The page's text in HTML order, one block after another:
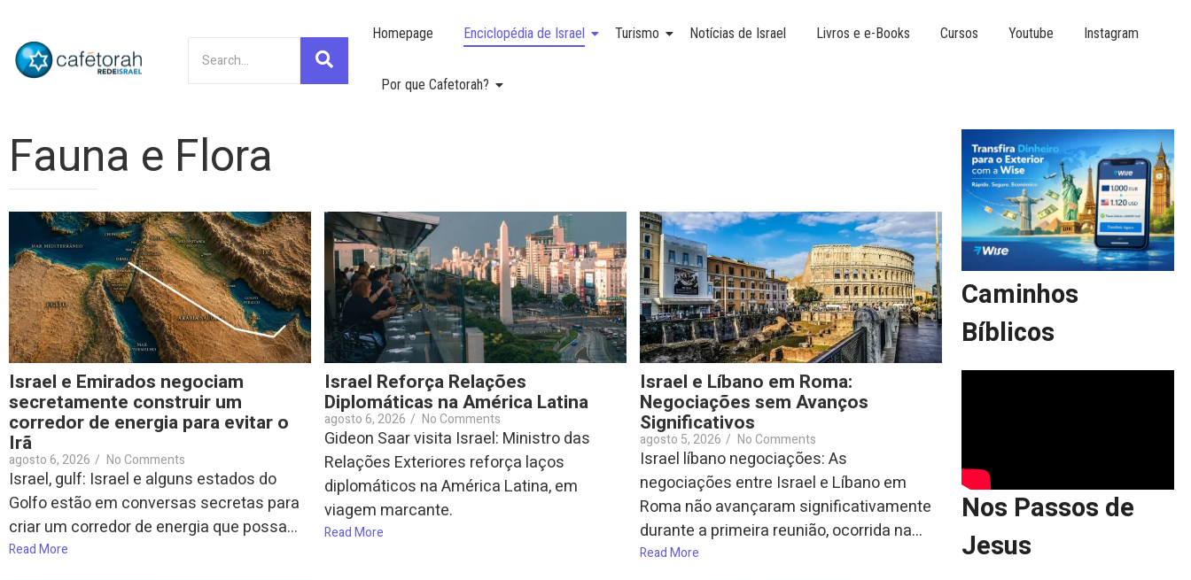
Homepage Enciclopédia de Israel Turismo Notícias de Israel Livros e e-Books Cursos Youtube Instagram
Por que Cafetorah?
Fauna e Flora
Israel e Emirados negociam
secretamente construir um
corredor de energia para evitar o
Irã
agosto 6, 2026 / No Comments
Israel, gulf: Israel e alguns estados do
Golfo estão em conversas secretas para
criar um corredor de energia que possa...
Read More
Israel Reforça Relações
Diplomáticas na América Latina
agosto 6, 2026 / No Comments
Gideon Saar visita Israel: Ministro das
Relações Exteriores reforça laços
diplomáticos na América Latina, em
viagem marcante.
Read More
Israel e Líbano em Roma:
Negociações sem Avanços
Significativos
agosto 5, 2026 / No Comments
Israel líbano negociações: As
negociações entre Israel e Líbano em
Roma não avançaram significativamente
durante a primeira reunião, ocorrida na...
Read More
Caminhos
Bíblicos
Nos Passos de
Jesus